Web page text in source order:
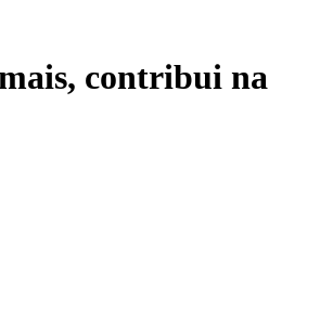
contribui na